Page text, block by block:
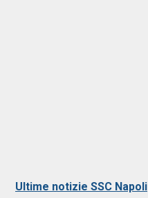
Ultime notizie SSC Napoli